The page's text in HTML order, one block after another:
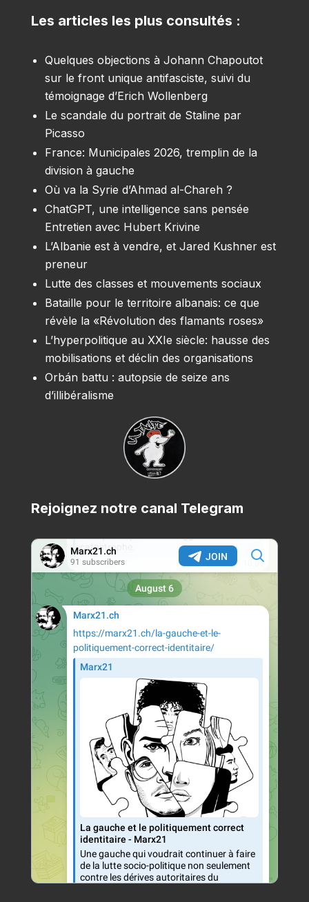
Les articles les plus consultés :
Quelques objections à Johann Chapoutot
sur le front unique antifasciste, suivi du
témoignage d’Erich Wollenberg
Le scandale du portrait de Staline par
Picasso
France: Municipales 2026, tremplin de la
division à gauche
Où va la Syrie d’Ahmad al-Chareh ?
ChatGPT, une intelligence sans pensée
Entretien avec Hubert Krivine
L’Albanie est à vendre, et Jared Kushner est
preneur
Lutte des classes et mouvements sociaux
Bataille pour le territoire albanais: ce que
révèle la «Révolution des flamants roses»
L’hyperpolitique au XXIe siècle: hausse des
mobilisations et déclin des organisations
Orbán battu : autopsie de seize ans
d’illibéralisme
Rejoignez notre canal Telegram